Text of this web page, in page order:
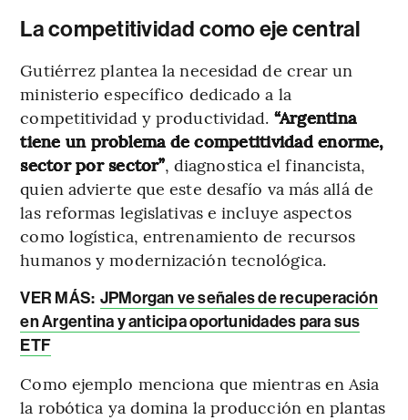
La competitividad como eje central
Gutiérrez plantea la necesidad de crear un
ministerio específico dedicado a la
competitividad y productividad. “Argentina
tiene un problema de competitividad enorme,
sector por sector”, diagnostica el financista,
quien advierte que este desafío va más allá de
las reformas legislativas e incluye aspectos
como logística, entrenamiento de recursos
humanos y modernización tecnológica.
VER MÁS: JPMorgan ve señales de recuperación
en Argentina y anticipa oportunidades para sus
ETF
Como ejemplo menciona que mientras en Asia
la robótica ya domina la producción en plantas